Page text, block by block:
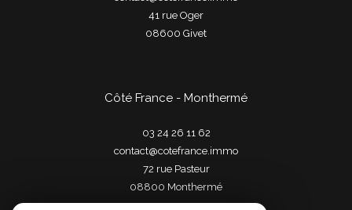
41 rue Oger
08600
givet
Côté France - Monthermé
03 24 26 11 62
contact@cotefrance.immo
72 rue Pasteur
08800
monthermé